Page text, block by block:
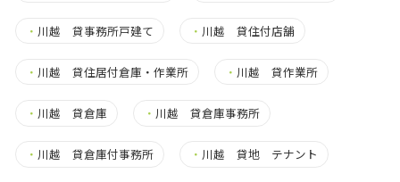
・ 川越 貸事務所戸建て ・ 川越 貸住付店舗
・ 川越 貸住居付倉庫・作業所 ・ 川越 貸作業所
・ 川越 貸倉庫 ・ 川越 貸倉庫事務所
・ 川越 貸倉庫付事務所 ・ 川越 貸地 テナント